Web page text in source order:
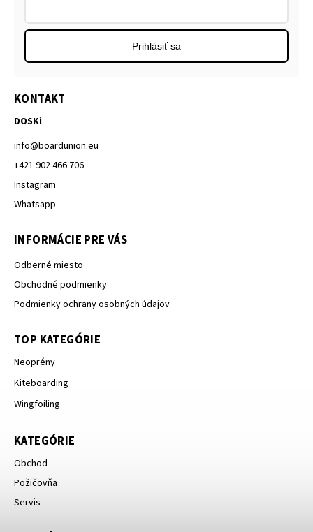
KONTAKT
DOSKi
info@boardunion.eu
+421 902 466 706
Instagram
Whatsapp
INFORMÁCIE PRE VÁS
Odberné miesto
Obchodné podmienky
Podmienky ochrany osobných údajov
TOP KATEGÓRIE
Neoprény
Kiteboarding
Wingfoiling
KATEGÓRIE
Obchod
Požičovňa
Servis
Prihlásiť sa